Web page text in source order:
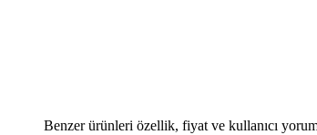
Benzer ürünleri özellik, fiyat ve kullanıcı